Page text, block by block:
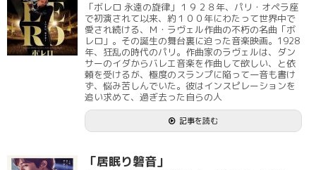
「ボレロ 永遠の旋律」１９２８年、パリ・オペラ座
で初演されて以来、約１００年にわたって世界中で
愛され続ける、Ｍ・ラヴェル作曲の不朽の名曲「ボ
レロ」。その誕生の舞台裏に迫った音楽映画。1928
年、狂乱の時代のパリ。作曲家のラヴェルは、ダン
サーのイダからバレエ音楽を作曲して欲しい、と依
頼を受けるが、極度のスランプに陥って一音も書け
ず、悩み苦しんでいた。彼はインスピレーションを
追い求めて、過ぎ去った自らの人
記事を読む
「居眠り磐音」